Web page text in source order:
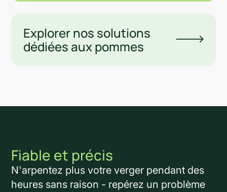
Explorer nos solutions
dédiées aux pommes
Fiable et précis
N'arpentez plus votre verger pendant des
heures sans raison - repérez un problème